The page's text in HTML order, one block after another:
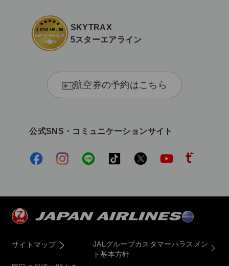
SKYTRAX
5スターエアライン
航空券の予約はこちら
公式SNS・コミュニケーションサイト
サイトマップ
JALグループカスタマーハラスメン
ト基本方針